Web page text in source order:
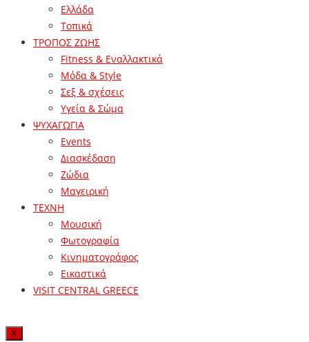
Ελλάδα
Τοπικά
ΤΡΟΠΟΣ ΖΩΗΣ
Fitness & Εναλλακτικά
Μόδα & Style
Σεξ & σχέσεις
Υγεία & Σώμα
ΨΥΧΑΓΩΓΙΑ
Events
Διασκέδαση
Ζώδια
Μαγειρική
ΤΕΧΝΗ
Μουσική
Φωτογραφία
Κινηματογράφος
Εικαστικά
VISIT CENTRAL GREECE
X